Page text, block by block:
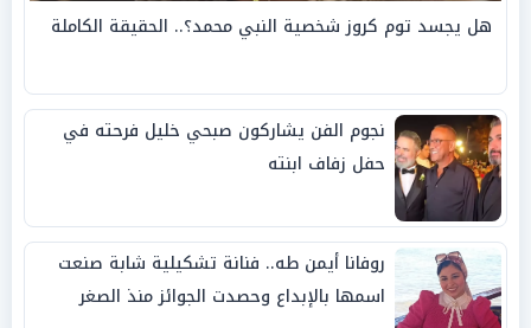
هل يجسد توم كروز شخصية النبي محمد؟.. الحقيقة الكاملة
نجوم الفن يشاركون صبحي خليل فرحته في
حفل زفاف ابنته
روفانا أيمن طه.. فنانة تشكيلية شابة صنعت
اسمها بالإبداع وحصدت الجوائز منذ الصغر